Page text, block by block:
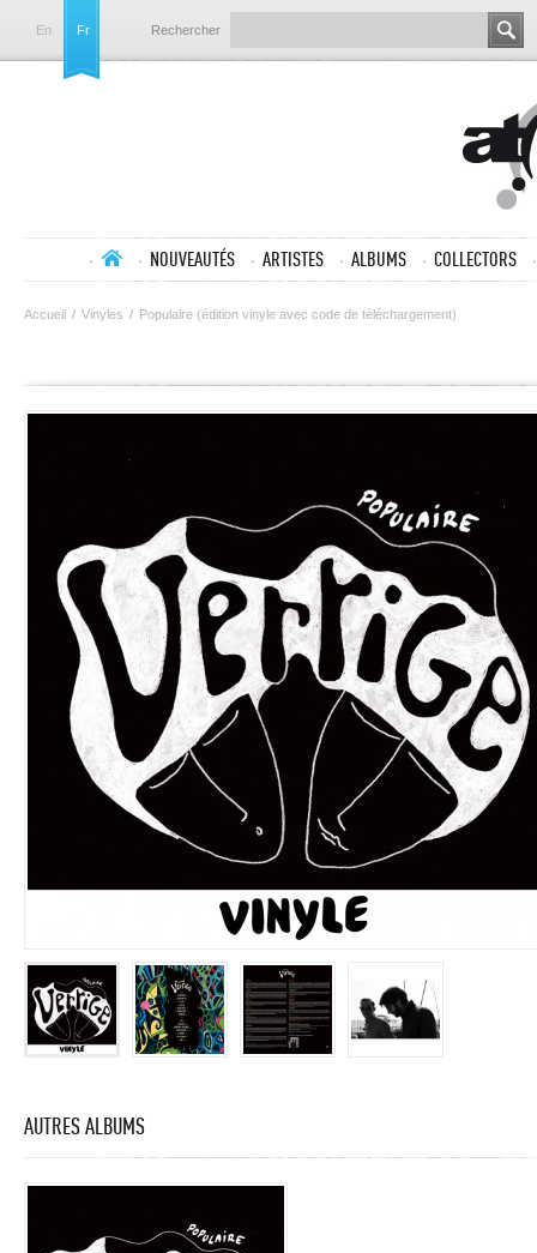
En Fr Rechercher
NOUVEAUTÉS ARTISTES ALBUMS COLLECTORS
Accueil / Vinyles / Populaire (édition vinyle avec code de téléchargement)
AUTRES ALBUMS